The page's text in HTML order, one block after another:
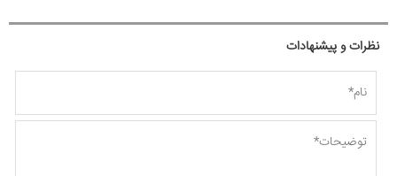
نظرات و پیشنهادات